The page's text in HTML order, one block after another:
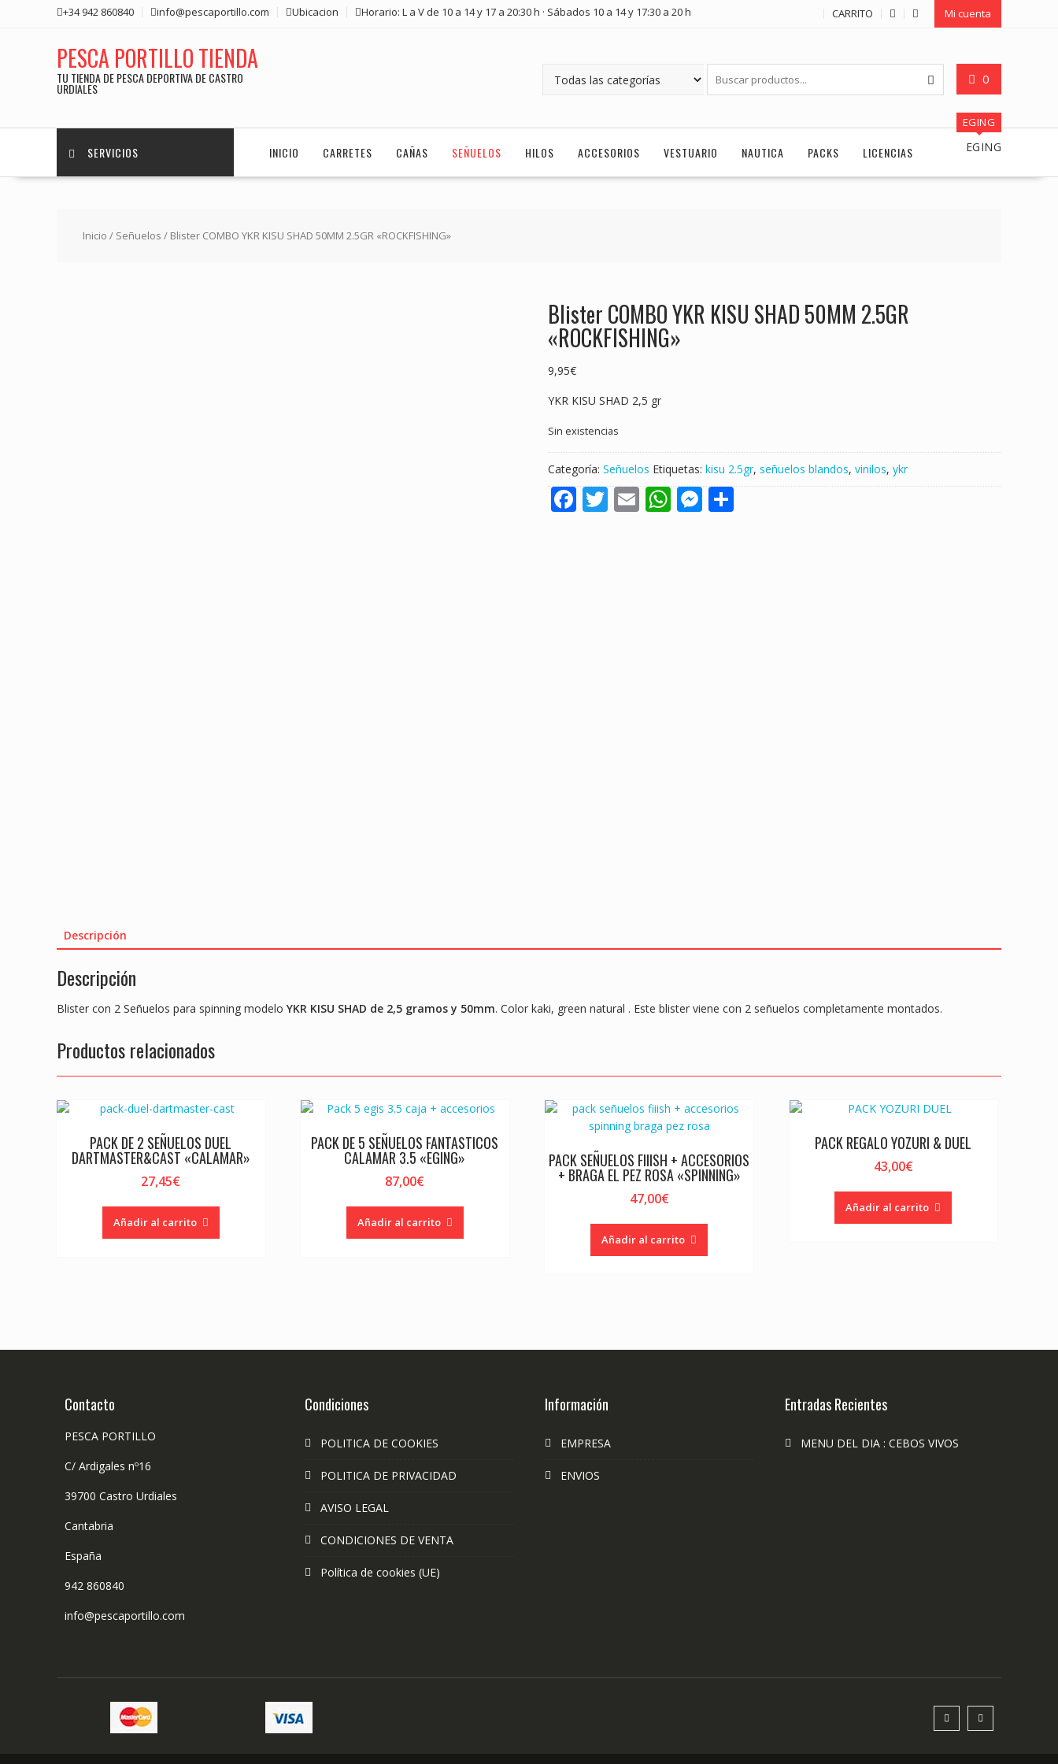
+34 942 860840 info@pescaportillo.com Ubicacion Horario: L a V de 10 a 14 y 17 a 20:30 h · Sábados 10 a 14 y 17:30 a 20 h CARRITO Mi cuenta
PESCA PORTILLO TIENDA
TU TIENDA DE PESCA DEPORTIVA DE CASTRO
URDIALES
0
SERVICIOS INICIO CARRETES CAÑAS SEÑUELOS HILOS ACCESORIOS VESTUARIO NAUTICA PACKS LICENCIAS
EGING
EGING
Inicio / Señuelos / Blister COMBO YKR KISU SHAD 50MM 2.5GR «ROCKFISHING»
Blister COMBO YKR KISU SHAD 50MM 2.5GR
«ROCKFISHING»
9,95€
YKR KISU SHAD 2,5 gr
Sin existencias
Categoría: Señuelos Etiquetas: kisu 2.5gr, señuelos blandos, vinilos, ykr
F T E W M
Descripción
Descripción
Blister con 2 Señuelos para spinning modelo YKR KISU SHAD de 2,5 gramos y 50mm. Color kaki, green natural . Este blister viene con 2 señuelos completamente montados.
Productos relacionados
PACK DE 2 SEÑUELOS DUEL
DARTMASTER&CAST «CALAMAR»
27,45€
Añadir al carrito
PACK DE 5 SEÑUELOS FANTASTICOS
CALAMAR 3.5 «EGING»
87,00€
Añadir al carrito
PACK SEÑUELOS FIIISH + ACCESORIOS
+ BRAGA EL PEZ ROSA «SPINNING»
47,00€
Añadir al carrito
PACK REGALO YOZURI & DUEL
43,00€
Añadir al carrito
Contacto
PESCA PORTILLO
C/ Ardigales nº16
39700 Castro Urdiales
Cantabria
España
942 860840
info@pescaportillo.com
Condiciones
POLITICA DE COOKIES
POLITICA DE PRIVACIDAD
AVISO LEGAL
CONDICIONES DE VENTA
Política de cookies (UE)
Información
EMPRESA
ENVIOS
Entradas Recientes
MENU DEL DIA : CEBOS VIVOS